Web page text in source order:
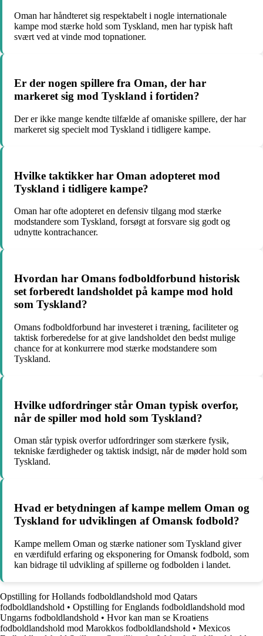
Oman har håndteret sig respektabelt i nogle internationale
kampe mod stærke hold som Tyskland, men har typisk haft
svært ved at vinde mod topnationer.
Er der nogen spillere fra Oman, der har
markeret sig mod Tyskland i fortiden?
Der er ikke mange kendte tilfælde af omaniske spillere, der har
markeret sig specielt mod Tyskland i tidligere kampe.
Hvilke taktikker har Oman adopteret mod
Tyskland i tidligere kampe?
Oman har ofte adopteret en defensiv tilgang mod stærke
modstandere som Tyskland, forsøgt at forsvare sig godt og
udnytte kontrachancer.
Hvordan har Omans fodboldforbund historisk
set forberedt landsholdet på kampe mod hold
som Tyskland?
Omans fodboldforbund har investeret i træning, faciliteter og
taktisk forberedelse for at give landsholdet den bedst mulige
chance for at konkurrere mod stærke modstandere som
Tyskland.
Hvilke udfordringer står Oman typisk overfor,
når de spiller mod hold som Tyskland?
Oman står typisk overfor udfordringer som stærkere fysik,
tekniske færdigheder og taktisk indsigt, når de møder hold som
Tyskland.
Hvad er betydningen af kampe mellem Oman og
Tyskland for udviklingen af Omansk fodbold?
Kampe mellem Oman og stærke nationer som Tyskland giver
en værdifuld erfaring og eksponering for Omansk fodbold, som
kan bidrage til udvikling af spillerne og fodbolden i landet.
Opstilling for Hollands fodboldlandshold mod Qatars
fodboldlandshold • Opstilling for Englands fodboldlandshold mod
Ungarns fodboldlandshold • Hvor kan man se Kroatiens
fodboldlandshold mod Marokkos fodboldlandshold • Mexicos